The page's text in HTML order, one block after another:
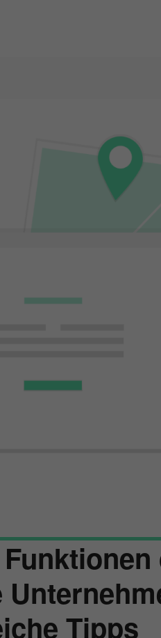
Tipps